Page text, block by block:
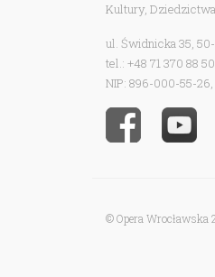
Kultury,
ul. Świdnicka 35,
tel.: +48 71 370 88 50
NIP: 896-000-55-
© Opera Wrocławska